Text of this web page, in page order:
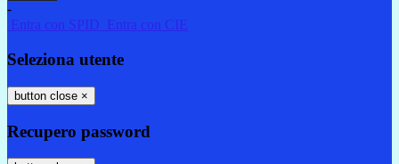
-
Entra con SPID
Entra con CIE
Seleziona utente
button close ×
Recupero password